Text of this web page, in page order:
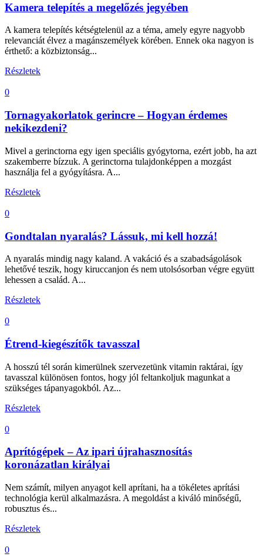
Kamera telepítés a megelőzés jegyében
A kamera telepítés kétségtelenül az a téma, amely egyre nagyobb
relevanciát élvez a magánszemélyek körében. Ennek oka nagyon is
érthető: a közbiztonság...
Részletek
0
Tornagyakorlatok gerincre – Hogyan érdemes
nekikezdeni?
Mivel a gerinctorna egy igen speciális gyógytorna, ezért jobb, ha azt
szakemberre bízzuk. A gerinctorna tulajdonképpen a mozgást
használja fel a gyógyításra. A...
Részletek
0
Gondtalan nyaralás? Lássuk, mi kell hozzá!
A nyaralás mindig nagy kaland. A vakáció és a szabadságolások
lehetővé teszik, hogy kiruccanjon és nem utolsósorban végre együtt
lehessen a család. A...
Részletek
0
Étrend-kiegészítők tavasszal
A hosszú tél során kimerülnek szervezetünk vitamin raktárai, így
tavasszal különösen fontos, hogy jól feltankoljuk magunkat a
szükséges tápanyagokból. Az...
Részletek
0
Aprítógépek – Az ipari újrahasznosítás
koronázatlan királyai
Nem számít, milyen anyagot kell aprítani, ha a tökéletes aprítási
technológia kerül alkalmazásra. A megoldást a kiváló minőségű,
robusztus és...
Részletek
0